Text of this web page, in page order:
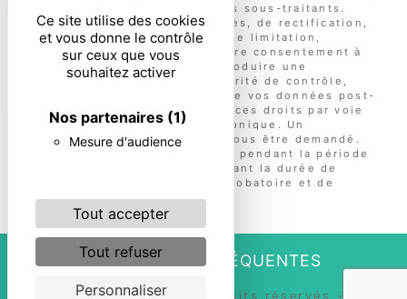
Ce site utilise des cookies
et vous donne le contrôle
sur ceux que vous
souhaitez activer
Nos partenaires (1)
Mesure d'audience
Tout accepter
Tout refuser
Personnaliser
destinées à l'entreprise et ses sous-traitants.
Vous disposez de droits d’accès, de rectification,
d’effacement, de portabilité, de limitation,
d’opposition, de retrait de votre consentement à
tout moment et du droit d’introduire une
réclamation auprès d’une autorité de contrôle,
ainsi que d’organiser le sort de vos données post-
mortem. Vous pouvez exercer ces droits par voie
postale ou par courrier électronique. Un
justificatif d'identité pourra vous être demandé.
Nous conservons vos données pendant la période
de prise de contact puis pendant la durée de
prescription légale aux fins probatoire et de
gestion des contentieux.
RECHERCHES FRÉQUENTES
Vistalid- 2026 - Tous droits réservés -